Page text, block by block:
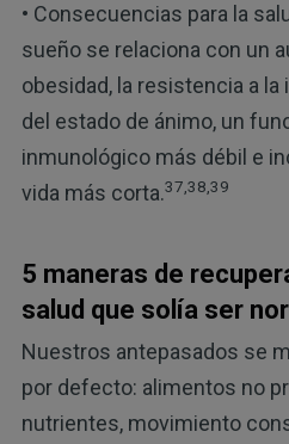
• Consecuencias para la
sueño se relaciona con un
obesidad, la resistencia a
del estado de ánimo, un
inmunológico más débil e
vida más corta.37,38,39
5 maneras de
salud que solía ser
Nuestros antepasados se
por defecto: alimentos no
nutrientes, movimiento